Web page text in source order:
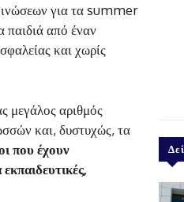
για τα summer
παιδιά από έναν
και χωρίς
μεγάλος αριθμός
και, δυστυχώς, τα
που έχουν